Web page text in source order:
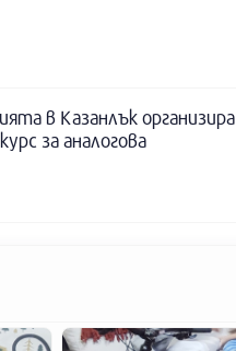
в Казанлък организира
за аналогова